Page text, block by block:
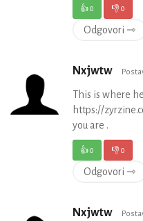
👍0 👎0
Odgovori ⇾
Nxjwtw
This is where
https://
you are .
👍0 👎0
Odgovori ⇾
Nxjwtw